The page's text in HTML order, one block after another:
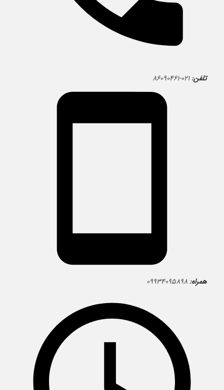
تلفن: ۰۲۱-۸۶۰۹۰۴۶۱
همراه: ۰۹۹۳۴۰۹۵۸۹۸